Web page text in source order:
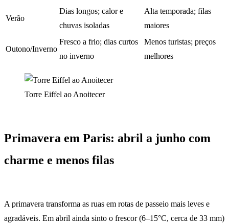
Verão
Dias longos; calor e
chuvas isoladas
Alta temporada; filas
maiores
Outono/Inverno
Fresco a frio; dias curtos
no inverno
Menos turistas; preços
melhores
Torre Eiffel ao Anoitecer
Primavera em Paris: abril a junho com
charme e menos filas
A primavera transforma as ruas em rotas de passeio mais leves e
agradáveis. Em abril ainda sinto o frescor (6–15°C, cerca de 33 mm)